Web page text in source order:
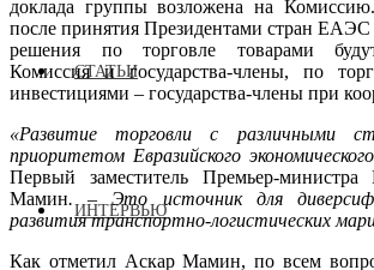
СТАТЬИ
ИНТЕРВЬЮ
доклада группы возложена на
после принятия Президентами стран ЕАЭС
решения по торговле товарами будут
Комиссия и государства-члены, по
инвестициями – государства-члены при
«Развитие торговли с различными
приоритетом Евразийского
Первый заместитель Премьер-министра
Мамин. – Это источник для
развития транспортно-логистических
Как отметил Аскар Мамин, по всем